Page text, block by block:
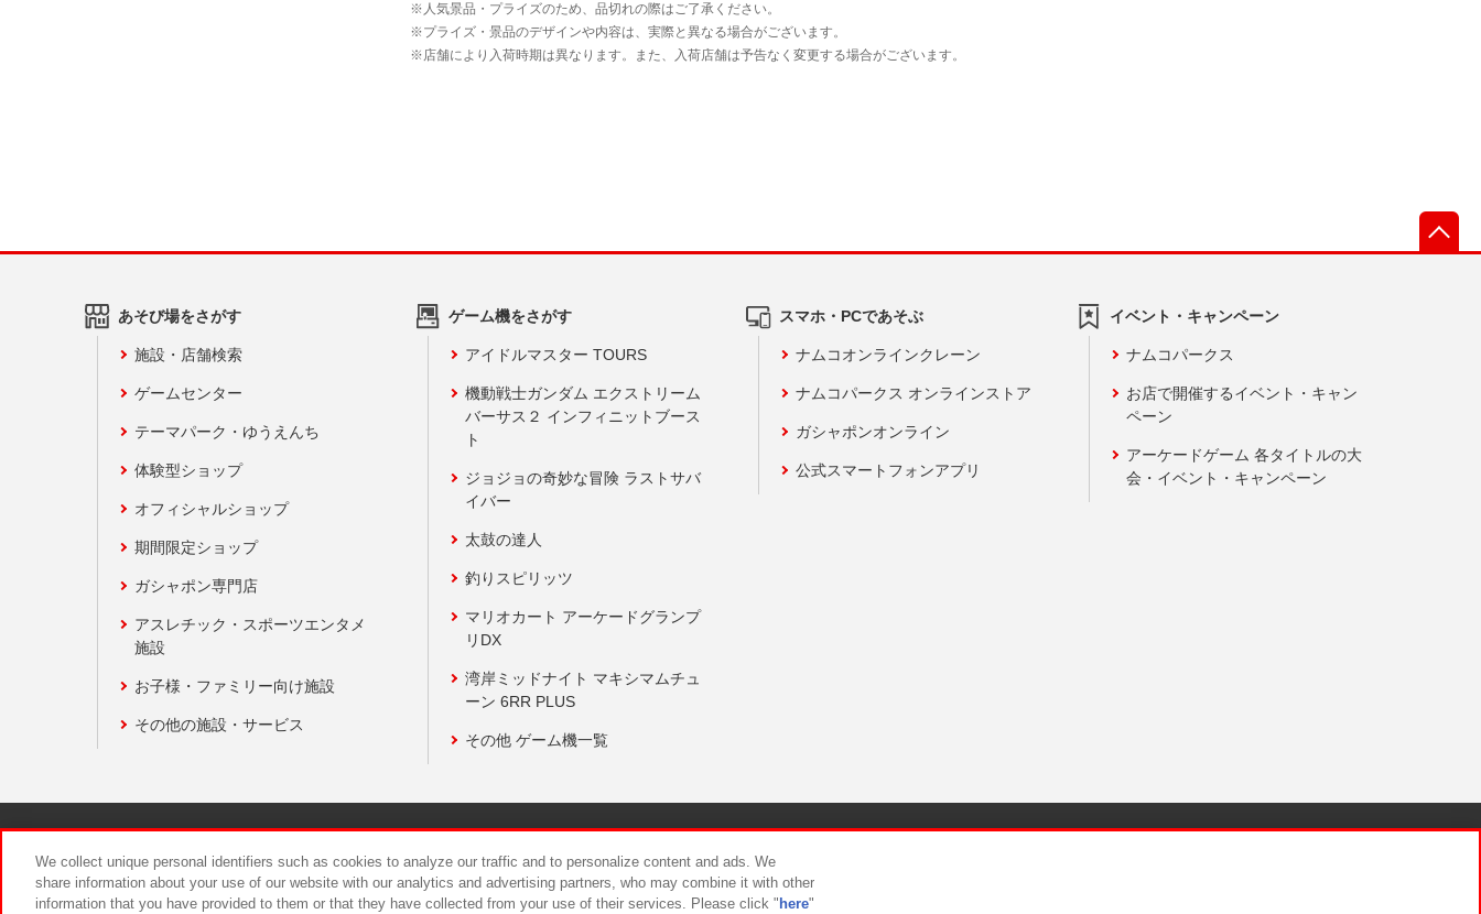
あそび場をさがす
施設・店舗検索
ゲームセンター
テーマパーク・ゆうえんち
体験型ショップ
オフィシャルショップ
期間限定ショップ
ガシャポン専門店
アスレチック・スポーツエンタメ
施設
お子様・ファミリー向け施設
その他の施設・サービス
ゲーム機をさがす
アイドルマスター TOURS
機動戦士ガンダム エクストリーム
バーサス２ インフィニットブース
ト
ジョジョの奇妙な冒険 ラストサバ
イバー
太鼓の達人
釣りスピリッツ
マリオカート アーケードグランプ
リDX
湾岸ミッドナイト マキシマムチュ
ーン 6RR PLUS
その他 ゲーム機一覧
スマホ・PCであそぶ
ナムコオンラインクレーン
ナムコパークス オンラインストア
ガシャポンオンライン
公式スマートフォンアプリ
イベント・キャンペーン
ナムコパークス
お店で開催するイベント・キャン
ペーン
アーケードゲーム 各タイトルの大
会・イベント・キャンペーン
食品のご提供について カスタマーハラスメント対応方針
We collect unique personal identifiers such as cookies to analyze our traffic and to personalize content and ads. We
share information about your use of our website with our analytics and advertising partners, who may combine it with other
information that you have provided to them or that they have collected from your use of their services. Please click " here"